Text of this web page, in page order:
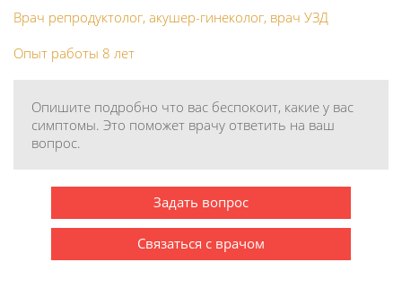
Врач репродуктолог, акушер-гинеколог, врач УЗД
Опыт работы 8 лет
Опишите подробно что вас беспокоит, какие у вас
симптомы. Это поможет врачу ответить на ваш
вопрос.
Задать вопрос
Связаться с врачом